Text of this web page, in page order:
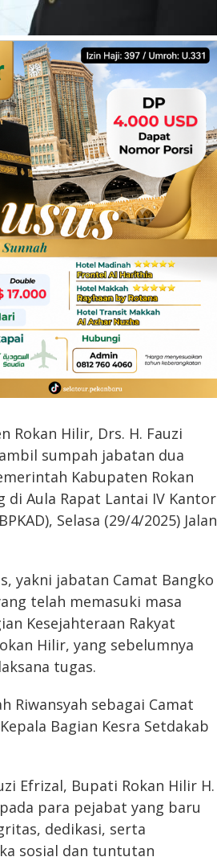
Rokan Hilir, Drs. H. Fauzi
sumpah jabatan dua
Kabupaten Rokan
Aula Rapat Lantai IV Kantor
Selasa (29/4/2025) Jalan
yakni jabatan Camat Bangko
telah memasuki masa
Kesejahteraan Rakyat
Hilir, yang sebelumnya
tugas.
Riwansyah sebagai Camat
Bagian Kesra Setdakab
Efrizal, Bupati Rokan Hilir H.
para pejabat yang baru
dedikasi, serta
sosial dan tuntutan